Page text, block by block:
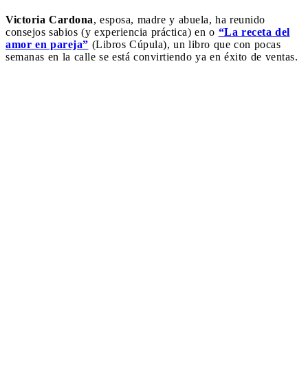
Victoria Cardona, esposa, madre y abuela, ha reunido
consejos sabios (y experiencia práctica) en o “La receta del
amor en pareja” (Libros Cúpula), un libro que con pocas
semanas en la calle se está convirtiendo ya en éxito de ventas.